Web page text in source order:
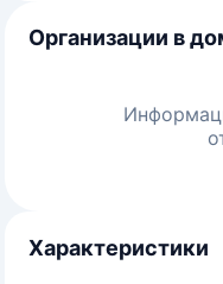
Организации в
Характеристики